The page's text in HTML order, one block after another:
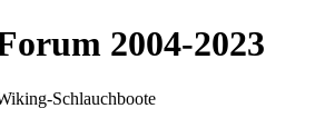
2004-2023
Schlauchboote